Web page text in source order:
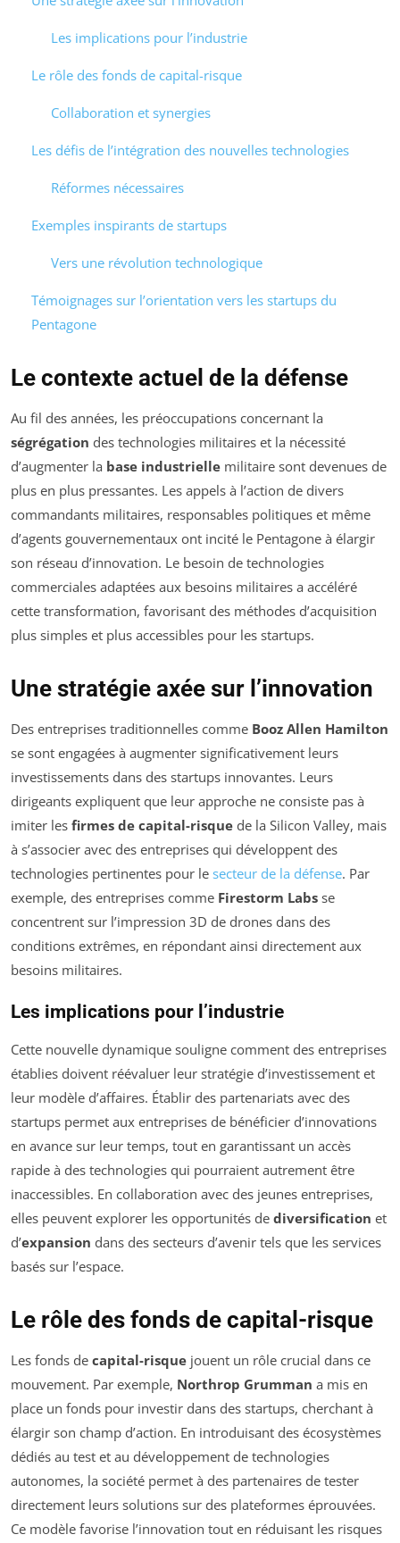
Les implications pour l’industrie
Le rôle des fonds de capital-risque
Collaboration et synergies
Les défis de l’intégration des nouvelles technologies
Réformes nécessaires
Exemples inspirants de startups
Vers une révolution technologique
Témoignages sur l’orientation vers les startups du
Pentagone
Le contexte actuel de la défense
Au fil des années, les préoccupations concernant la
ségrégation des technologies militaires et la nécessité
d’augmenter la base industrielle militaire sont devenues de
plus en plus pressantes. Les appels à l’action de divers
commandants militaires, responsables politiques et même
d’agents gouvernementaux ont incité le Pentagone à élargir
son réseau d’innovation. Le besoin de technologies
commerciales adaptées aux besoins militaires a accéléré
cette transformation, favorisant des méthodes d’acquisition
plus simples et plus accessibles pour les startups.
Une stratégie axée sur l’innovation
Des entreprises traditionnelles comme Booz Allen Hamilton
se sont engagées à augmenter significativement leurs
investissements dans des startups innovantes. Leurs
dirigeants expliquent que leur approche ne consiste pas à
imiter les firmes de capital-risque de la Silicon Valley, mais
à s’associer avec des entreprises qui développent des
technologies pertinentes pour le secteur de la défense. Par
exemple, des entreprises comme Firestorm Labs se
concentrent sur l’impression 3D de drones dans des
conditions extrêmes, en répondant ainsi directement aux
besoins militaires.
Les implications pour l’industrie
Cette nouvelle dynamique souligne comment des entreprises
établies doivent réévaluer leur stratégie d’investissement et
leur modèle d’affaires. Établir des partenariats avec des
startups permet aux entreprises de bénéficier d’innovations
en avance sur leur temps, tout en garantissant un accès
rapide à des technologies qui pourraient autrement être
inaccessibles. En collaboration avec des jeunes entreprises,
elles peuvent explorer les opportunités de diversification et
d’expansion dans des secteurs d’avenir tels que les services
basés sur l’espace.
Le rôle des fonds de capital-risque
Les fonds de capital-risque jouent un rôle crucial dans ce
mouvement. Par exemple, Northrop Grumman a mis en
place un fonds pour investir dans des startups, cherchant à
élargir son champ d’action. En introduisant des écosystèmes
dédiés au test et au développement de technologies
autonomes, la société permet à des partenaires de tester
directement leurs solutions sur des plateformes éprouvées.
Ce modèle favorise l’innovation tout en réduisant les risques